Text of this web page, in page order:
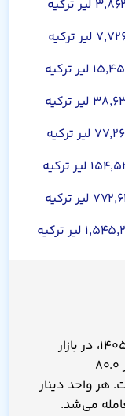
لیر ترکیه
لیر ترکیه
لیر ترکیه
لیر ترکیه
لیر ترکیه
لیر ترکیه
لیر ترکیه
لیر ترکیه
قیمت دینار کویت امروز شنبه ۱۷ مرداد ۱۴۰۵، در بازار
۶۰۷,۰۸۰ تومان است که نسبت به دیروز ۸۰.۰
است. هر واحد دینار